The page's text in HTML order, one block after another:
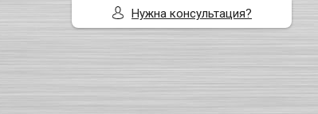
Нужна консультация?